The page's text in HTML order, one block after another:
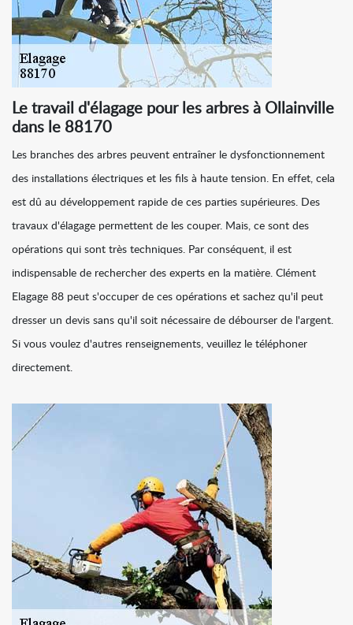
Le travail d'élagage pour les arbres à Ollainville
dans le 88170
Les branches des arbres peuvent entraîner le dysfonctionnement
des installations électriques et les fils à haute tension. En effet, cela
est dû au développement rapide de ces parties supérieures. Des
travaux d'élagage permettent de les couper. Mais, ce sont des
opérations qui sont très techniques. Par conséquent, il est
indispensable de rechercher des experts en la matière. Clément
Elagage 88 peut s'occuper de ces opérations et sachez qu'il peut
dresser un devis sans qu'il soit nécessaire de débourser de l'argent.
Si vous voulez d'autres renseignements, veuillez le téléphoner
directement.